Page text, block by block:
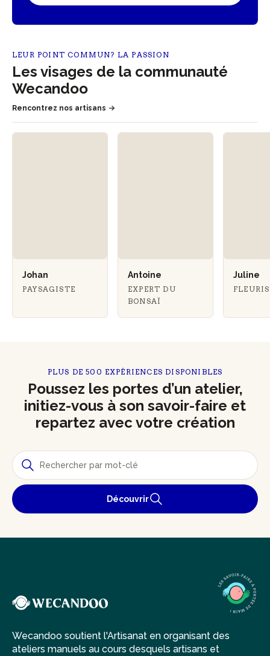
LEUR POINT COMMUN? LA PASSION
Les visages de la communauté
Wecandoo
Rencontrez nos artisans
Johan
PAYSAGISTE
Antoine
EXPERT DU
BONSAÏ
Juline
PLUS DE 500 EXPÉRIENCES DISPONIBLES
Poussez les portes d’un atelier,
initiez-vous à son savoir-faire et
repartez avec votre création
Découvrir
Wecandoo soutient l'Artisanat en organisant des
ateliers manuels au cours desquels artisans et